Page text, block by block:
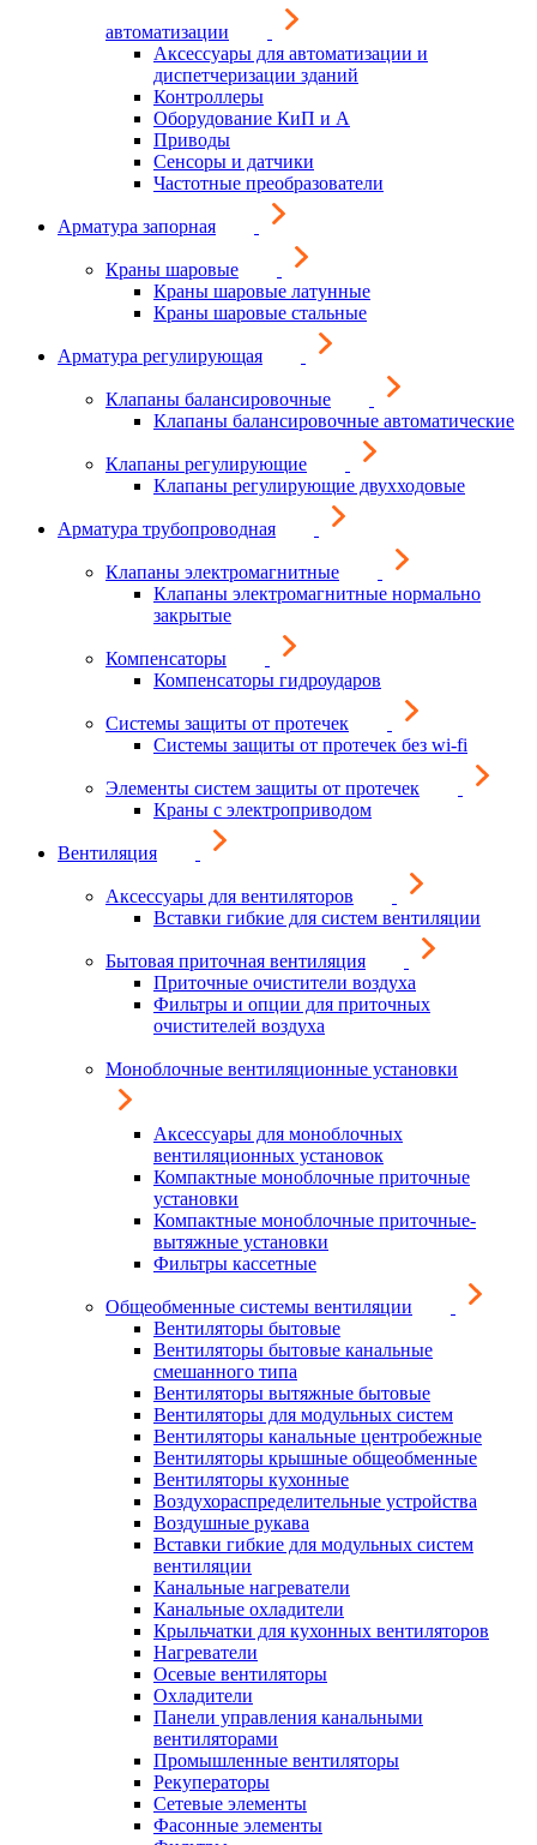
автоматизации
Аксессуары для автоматизации и
диспетчеризации зданий
Контроллеры
Оборудование КиП и А
Приводы
Сенсоры и датчики
Частотные преобразователи
Арматура запорная
Краны шаровые
Краны шаровые латунные
Краны шаровые стальные
Арматура регулирующая
Клапаны балансировочные
Клапаны балансировочные автоматические
Клапаны регулирующие
Клапаны регулирующие двухходовые
Арматура трубопроводная
Клапаны электромагнитные
Клапаны электромагнитные нормально
закрытые
Компенсаторы
Компенсаторы гидроударов
Системы защиты от протечек
Системы защиты от протечек без wi-fi
Элементы систем защиты от протечек
Краны с электроприводом
Вентиляция
Аксессуары для вентиляторов
Вставки гибкие для систем вентиляции
Бытовая приточная вентиляция
Приточные очистители воздуха
Фильтры и опции для приточных
очистителей воздуха
Моноблочные вентиляционные установки
Аксессуары для моноблочных
вентиляционных установок
Компактные моноблочные приточные
установки
Компактные моноблочные приточные-
вытяжные установки
Фильтры кассетные
Общеобменные системы вентиляции
Вентиляторы бытовые
Вентиляторы бытовые канальные
смешанного типа
Вентиляторы вытяжные бытовые
Вентиляторы для модульных систем
Вентиляторы канальные центробежные
Вентиляторы крышные общеобменные
Вентиляторы кухонные
Воздухораспределительные устройства
Воздушные рукава
Вставки гибкие для модульных систем
вентиляции
Канальные нагреватели
Канальные охладители
Крыльчатки для кухонных вентиляторов
Нагреватели
Осевые вентиляторы
Охладители
Панели управления канальными
вентиляторами
Промышленные вентиляторы
Рекуператоры
Сетевые элементы
Фасонные элементы